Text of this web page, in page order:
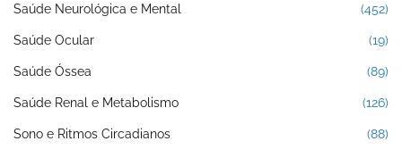
Saúde Neurológica e Mental (452)
Saúde Ocular (19)
Saúde Óssea (89)
Saúde Renal e Metabolismo (126)
Sono e Ritmos Circadianos (88)